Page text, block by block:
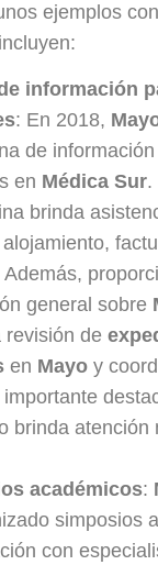
ejemplos
información
: En 2018,
de
en Médica Sur.
brinda
general sobre
revisión de
en Mayo y
brinda atención
académicos:
simposios
con